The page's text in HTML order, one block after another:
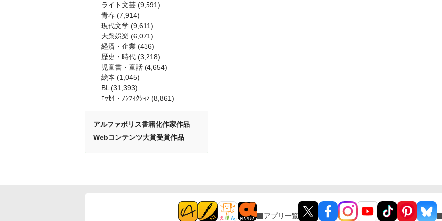
ライト文芸 (9,591)
青春 (7,914)
現代文学 (9,611)
大衆娯楽 (6,071)
経済・企業 (436)
歴史・時代 (3,218)
児童書・童話 (4,654)
絵本 (1,045)
BL (31,393)
ｴｯｾｲ・ﾉﾝﾌｨｸｼｮﾝ (8,861)
アルファポリス書籍化作家作品
Webコンテンツ大賞受賞作品
アプリ一覧